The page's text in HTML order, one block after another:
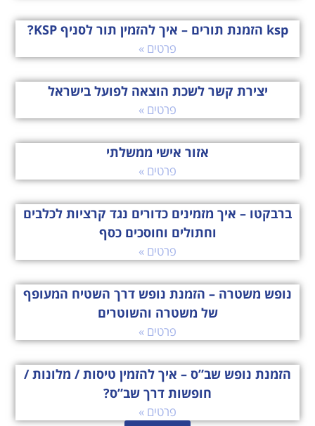
ksp הזמנת תורים – איך להזמין תור לסניף KSP?
פרטים »
יצירת קשר לשכת הוצאה לפועל בישראל
פרטים »
אזור אישי ממשלתי
פרטים »
ברבקטו – איך מזמינים כדורים נגד קרציות לכלבים
וחתולים וחוסכים כסף
פרטים »
נופש משטרה – הזמנת נופש דרך השטיח המעופף
של משטרה והשוטרים
פרטים »
הזמנת נופש שב”ס – איך להזמין טיסות / מלונות /
חופשות דרך שב”ס?
פרטים »